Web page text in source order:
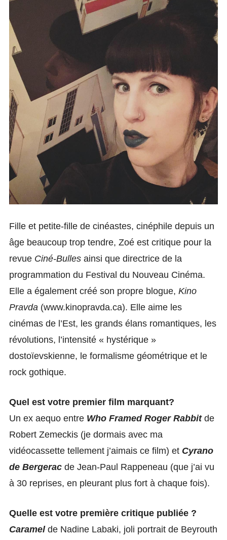
Fille et petite-fille de cinéastes, cinéphile depuis un
âge beaucoup trop tendre, Zoé est critique pour la
revue Ciné-Bullesainsi que directrice de la
programmation du Festival du Nouveau Cinéma.
Elle a également créé son propre blogue, Kino
Pravda(www.kinopravda.ca). Elle aime les
cinémas de l’Est, les grands élans romantiques, les
révolutions, l’intensité « hystérique »
dostoïevskienne, le formalisme géométrique et le
rock gothique.
Quel est votre premier film marquant?
Un ex aequo entre Who Framed Roger Rabbit de
Robert Zemeckis (je dormais avec ma
vidéocassette tellement j’aimais ce film) et Cyrano
de Bergeracde Jean-Paul Rappeneau (que j’ai vu
à 30 reprises, en pleurant plus fort à chaque fois).
Quelle est votre première critique publiée ?
Caramel de Nadine Labaki, joli portrait de Beyrouth